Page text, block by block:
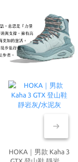
HOKA｜男款 Kaha 3